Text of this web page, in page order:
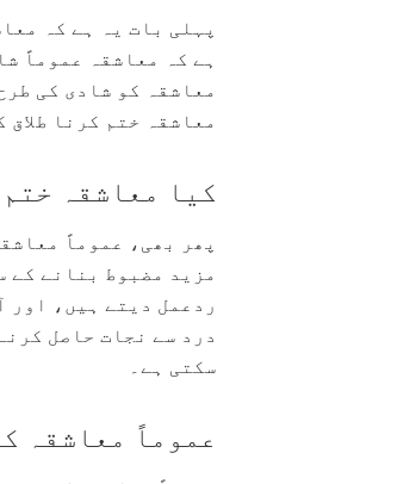
پہلی بات یہ ہے کہ
ہے کہ معاشقہ عموماً
معاشقہ کو شادی کی
معاشقہ ختم کرنا طلاق
کیا معاشقہ
پھر بھی، عموماً
مزید مضبوط بنانے کے
ردعمل دیتے ہیں، اور
درد سے نجات حاصل
سکتی ہے۔
عموماً معاشقہ